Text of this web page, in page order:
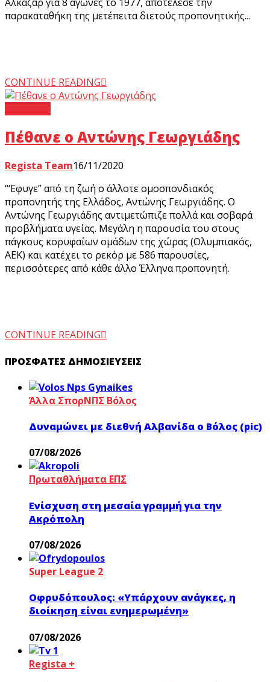
παρακαταθήκη της μετέπειτα διετούς προπονητικής...
CONTINUE READING
Πέθανε ο Αντώνης Γεωργιάδης
Regista Team16/11/2020
“‘Εφυγε” από τη ζωή ο άλλοτε ομοσπονδιακός
προπονητής της Ελλάδος, Αντώνης Γεωργιάδης. Ο
Αντώνης Γεωργιάδης αντιμετώπιζε πολλά και σοβαρά
προβλήματα υγείας. Μεγάλη η παρουσία του στους
πάγκους κορυφαίων ομάδων της χώρας (Ολυμπιακός,
ΑΕΚ) και κατέχει το ρεκόρ με 586 παρουσίες,
περισσότερες από κάθε άλλο Έλληνα προπονητή.
CONTINUE READING
ΠΡΌΣΦΑΤΕΣ ΔΗΜΟΣΙΕΎΣΕΙΣ
Άλλα ΣπορΝΠΣ Βόλος
Δυναμώνει με διεθνή Αλβανίδα ο Βόλος (pic)
07/08/2026
Πρωταθλήματα ΕΠΣ
Ενίσχυση στη μεσαία γραμμή για την
Ακρόπολη
07/08/2026
Super League 2
Οφρυδόπουλος: «Υπάρχουν ανάγκες, η
διοίκηση είναι ενημερωμένη»
07/08/2026
Regista +